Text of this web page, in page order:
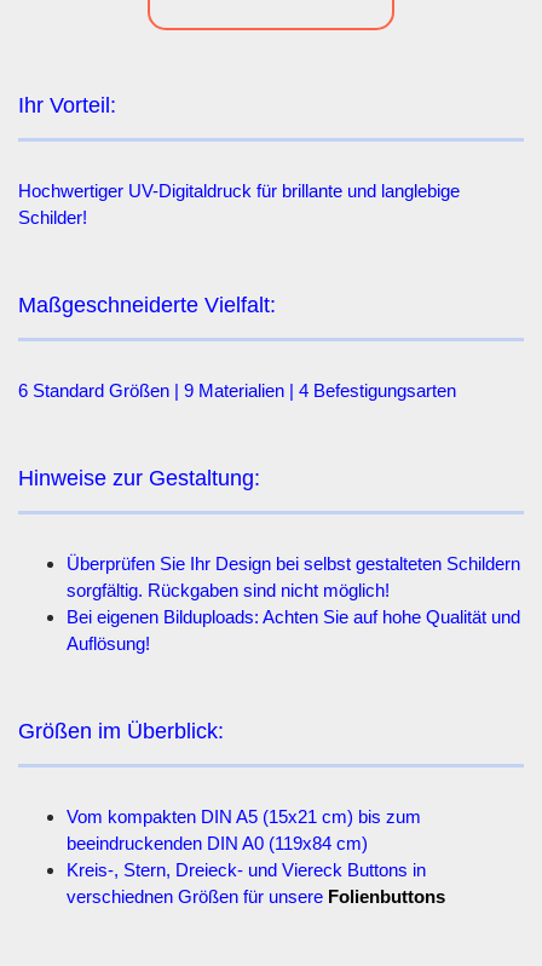
Ihr Vorteil:
Hochwertiger UV-Digitaldruck für brillante und langlebige
Schilder!
Maßgeschneiderte Vielfalt:
6 Standard Größen | 9 Materialien | 4 Befestigungsarten
Hinweise zur Gestaltung:
Überprüfen Sie Ihr Design bei selbst gestalteten Schildern
sorgfältig. Rückgaben sind nicht möglich!
Bei eigenen Bilduploads: Achten Sie auf hohe Qualität und
Auflösung!
Größen im Überblick:
Vom kompakten DIN A5 (15x21 cm) bis zum
beeindruckenden DIN A0 (119x84 cm)
Kreis-, Stern, Dreieck- und Viereck Buttons in
verschiednen Größen für unsere Folienbuttons